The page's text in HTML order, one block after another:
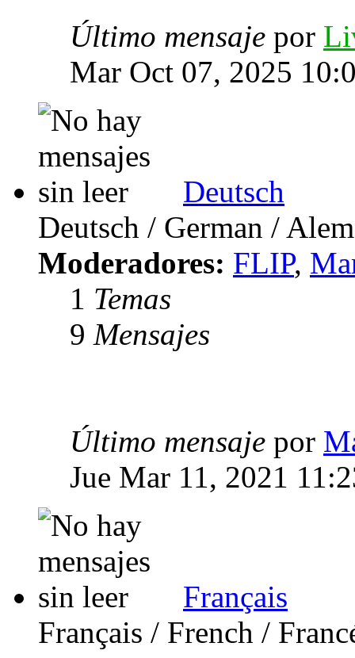
Último mensaje por
Mar Oct 07, 2025
Deutsch
Deutsch / German /
Moderadores: FLIP,
1 Temas
9 Mensajes
Último mensaje por
Jue Mar 11, 2021
Français
Français / French /